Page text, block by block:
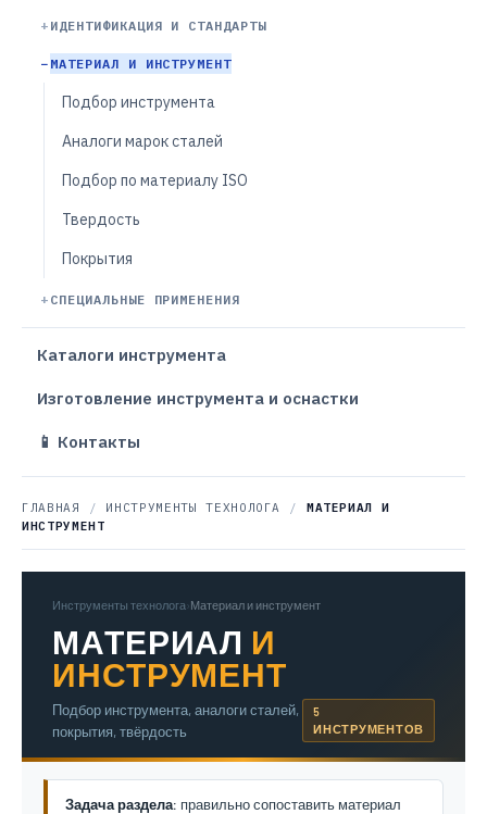
ИДЕНТИФИКАЦИЯ И СТАНДАРТЫ
МАТЕРИАЛ И ИНСТРУМЕНТ
Подбор инструмента
Аналоги марок сталей
Подбор по материалу ISO
Твердость
Покрытия
СПЕЦИАЛЬНЫЕ ПРИМЕНЕНИЯ
Каталоги инструмента
Изготовление инструмента и оснастки
📱 Контакты
ГЛАВНАЯ / ИНСТРУМЕНТЫ ТЕХНОЛОГА /
МАТЕРИАЛ И
ИНСТРУМЕНТ
Инструменты технолога ›Материал и инструмент
МАТЕРИАЛ И
ИНСТРУМЕНТ
Подбор инструмента, аналоги сталей,
покрытия, твёрдость
5
ИНСТРУМЕНТОВ
Задача раздела: правильно сопоставить материал